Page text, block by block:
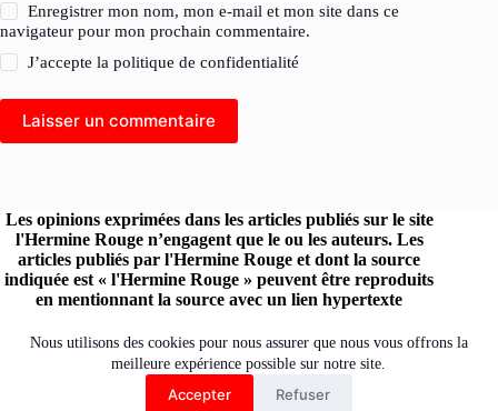
Nous utilisons des cookies pour nous assurer que nous vous offrons la
meilleure expérience possible sur notre site.
Accepter Refuser
Enregistrer mon nom, mon e-mail et mon site dans ce
navigateur pour mon prochain commentaire.
J’accepte lapolitique de confidentialité
Laisser un commentaire
Les opinions exprimées dans les articles publiés sur le site
l'Hermine Rouge n’engagent que le ou les auteurs. Les
articles publiés par l'Hermine Rouge et dont la source
indiquée est « l'Hermine Rouge » peuvent être reproduits
en mentionnant la source avec un lien hypertexte
Retrouvez l'Hermine Rouge sur les réseaux :